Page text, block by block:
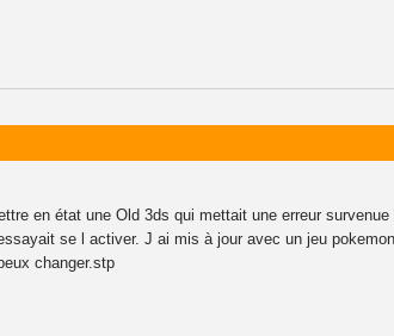
en état une Old 3ds qui mettait une erreur
se l activer. J ai mis à jour avec un jeu
changer.stp